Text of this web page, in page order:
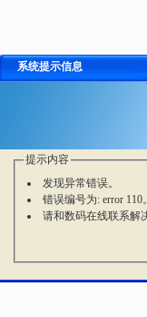
系统提示信息
提示内容
发现异常错误。
错误编号为: error 110
请和数码在线联系解